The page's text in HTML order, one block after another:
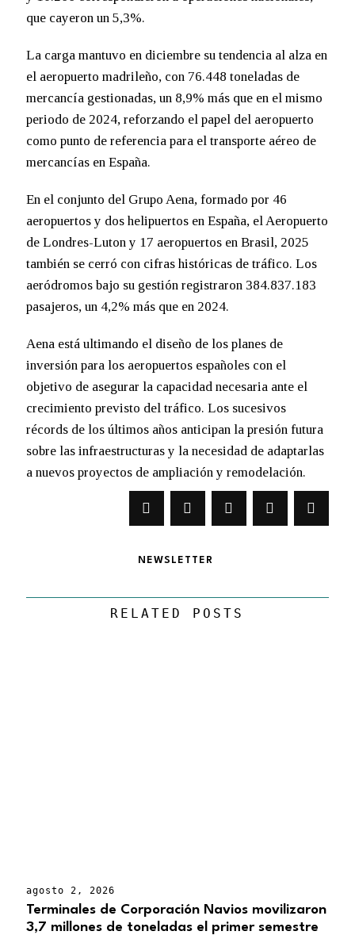
que cayeron un 5,3%.
La carga mantuvo en diciembre su tendencia al alza en
el aeropuerto madrileño, con 76.448 toneladas de
mercancía gestionadas, un 8,9% más que en el mismo
periodo de 2024, reforzando el papel del aeropuerto
como punto de referencia para el transporte aéreo de
mercancías en España.
En el conjunto del Grupo Aena, formado por 46
aeropuertos y dos helipuertos en España, el Aeropuerto
de Londres-Luton y 17 aeropuertos en Brasil, 2025
también se cerró con cifras históricas de tráfico. Los
aeródromos bajo su gestión registraron 384.837.183
pasajeros, un 4,2% más que en 2024.
Aena está ultimando el diseño de los planes de
inversión para los aeropuertos españoles con el
objetivo de asegurar la capacidad necesaria ante el
crecimiento previsto del tráfico. Los sucesivos
récords de los últimos años anticipan la presión futura
sobre las infraestructuras y la necesidad de adaptarlas
a nuevos proyectos de ampliación y remodelación.
NEWSLETTER
RELATED POSTS
agosto 2, 2026
Terminales de Corporación Navios movilizaron
3,7 millones de toneladas el primer semestre